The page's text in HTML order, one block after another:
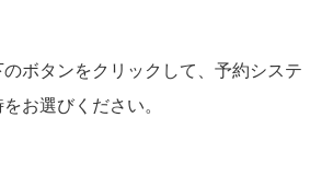
ボタンをクリックして、予約システ
お選びください。